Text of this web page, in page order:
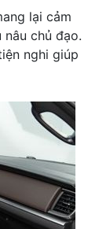
lại cảm
chủ đạo.
nghi giúp